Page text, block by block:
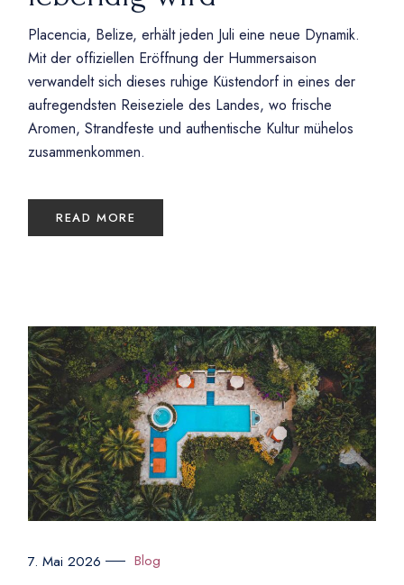
Placencia, Belize, erhält jeden Juli eine neue Dynamik.
Mit der offiziellen Eröffnung der Hummersaison
verwandelt sich dieses ruhige Küstendorf in eines der
aufregendsten Reiseziele des Landes, wo frische
Aromen, Strandfeste und authentische Kultur mühelos
zusammenkommen.
READ MORE
7. Mai 2026 Blog